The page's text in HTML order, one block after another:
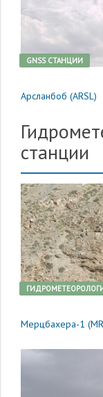
GNSS CТАНЦИИ
Арсланбоб (ARSL)
станции
Мерцбахера-1